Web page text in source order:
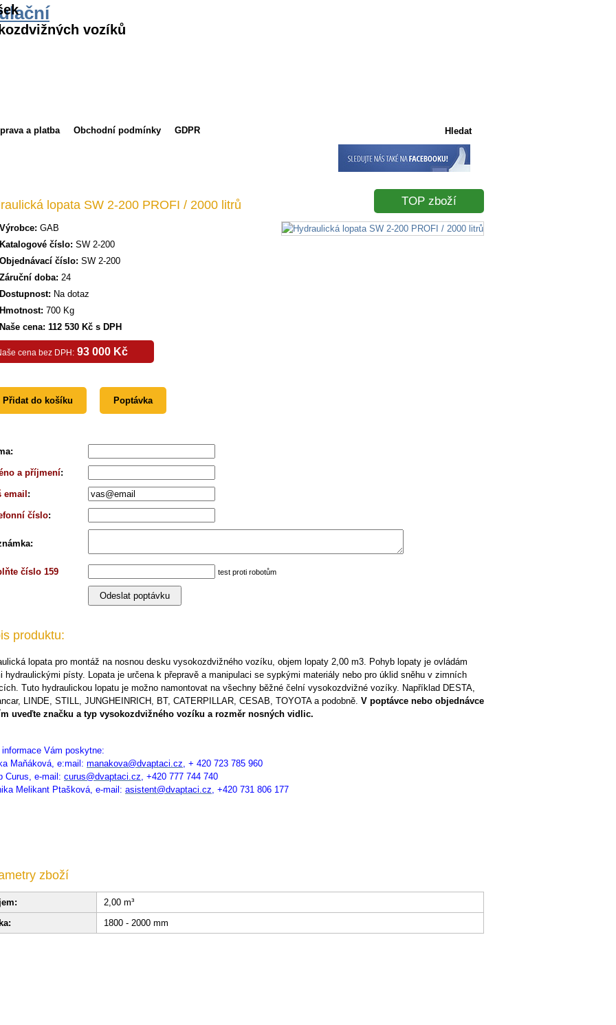
vozíků
a platba Obchodní podmínky GDPR
lopata SW 2-200 PROFI / 2000 litrů
Výrobce: GAB
Katalogové číslo: SW 2-200
Objednávací číslo: SW 2-200
Záruční doba: 24
Dostupnost: Na dotaz
Hmotnost: 700 Kg
Naše cena: 112 530 Kč s DPH
cena bez DPH: 93 000 Kč
TOP zboží
Přidat do košíku Poptávka
:
a příjmení:
email :
číslo:
:
číslo 159 test proti robotům
produktu:
lopata pro montáž na nosnou desku vysokozdvižného vozíku, objem lopaty 2,00 m3. Pohyb lopaty je ovládám
hydraulickými písty. Lopata je určena k přepravě a manipulaci se sypkými materiály nebo pro úklid sněhu v zimních
Tuto hydraulickou lopatu je možno namontovat na všechny běžné čelní vysokozdvižné vozíky. Například DESTA,
LINDE, STILL, JUNGHEINRICH, BT, CATERPILLAR, CESAB, TOYOTA a podobně. V poptávce nebo objednávce
uveďte značku a typ vysokozdvižného vozíku a rozměr nosných vidlic.
informace Vám poskytne:
Maňáková, e:mail: manakova@dvaptaci.cz, + 420 723 785 960
Curus, e-mail: curus@dvaptaci.cz, +420 777 744 740
Melikant Ptašková, e-mail: asistent@dvaptaci.cz, +420 731 806 177
zboží
2,00 m³
1800 - 2000 mm